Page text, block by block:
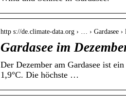
http s://de.climate-data.org › … › Gardasee ›
Gardasee im
Der Dezember am Gardasee ist
1,9°C. Die höchste …